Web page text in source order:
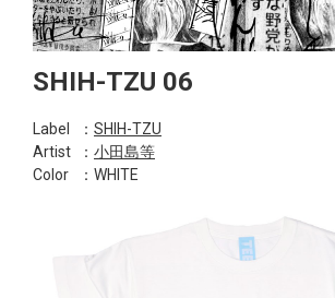
SHIH-TZU 06
Label ： SHIH-TZU
Artist
： 小田島等
Color
：WHITE